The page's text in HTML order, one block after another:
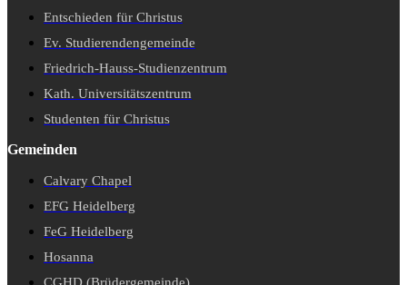
Entschieden für Christus
Ev. Studierendengemeinde
Friedrich-Hauss-Studienzentrum
Kath. Universitätszentrum
Studenten für Christus
Gemeinden
Calvary Chapel
EFG Heidelberg
FeG Heidelberg
Hosanna